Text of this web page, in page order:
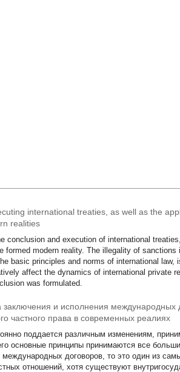
international treaties, as well as the
realities
conclusion and execution of international
formed modern reality. The illegality of
basic principles and norms of international
affect the dynamics of international private
was formulated.
и исполнения международных
частного права в современных реалиях
поддается различным изменениям,
основные принципы принимаются все
договоров, то это один из
отношений, хотя существуют